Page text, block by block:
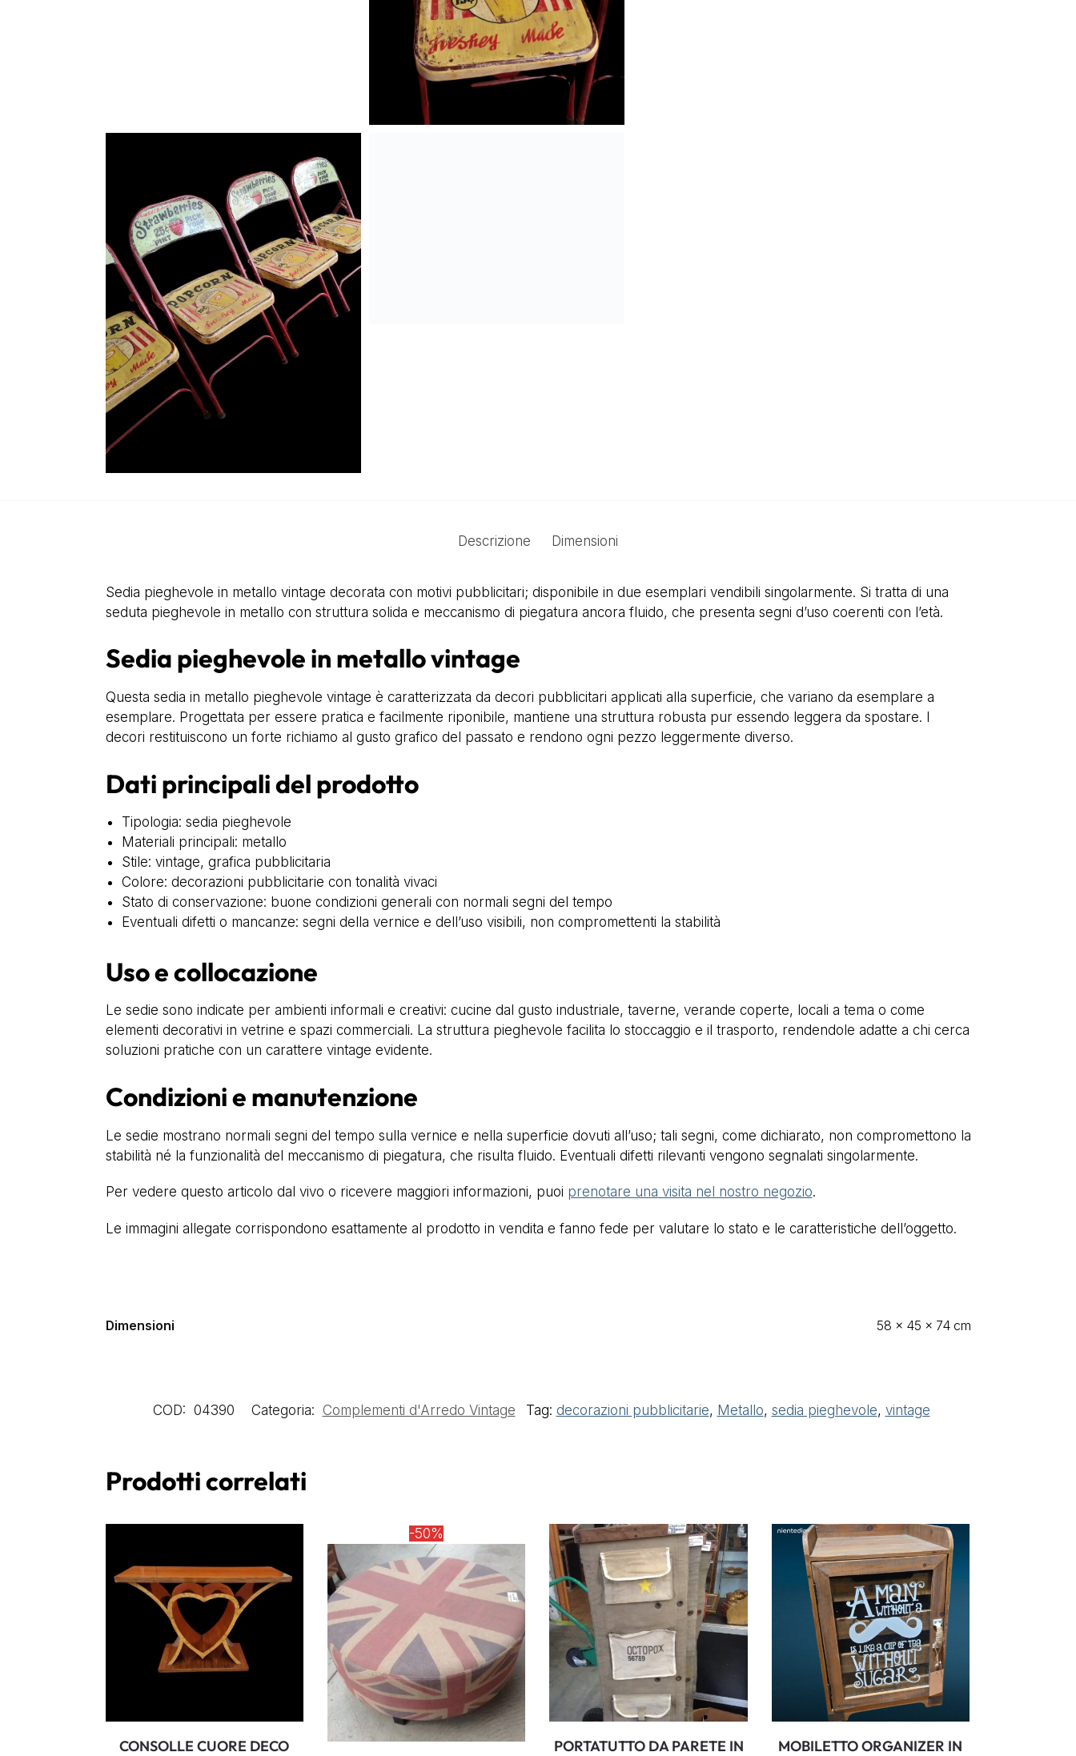
Descrizione Dimensioni
Sedia pieghevole in metallo vintage decorata con motivi pubblicitari; disponibile in due esemplari vendibili singolarmente. Si tratta di una
seduta pieghevole in metallo con struttura solida e meccanismo di piegatura ancora fluido, che presenta segni d’uso coerenti con l’età.
Sedia pieghevole in metallo vintage
Questa sedia in metallo pieghevole vintage è caratterizzata da decori pubblicitari applicati alla superficie, che variano da esemplare a
esemplare. Progettata per essere pratica e facilmente riponibile, mantiene una struttura robusta pur essendo leggera da spostare. I
decori restituiscono un forte richiamo al gusto grafico del passato e rendono ogni pezzo leggermente diverso.
Dati principali del prodotto
Tipologia: sedia pieghevole
Materiali principali: metallo
Stile: vintage, grafica pubblicitaria
Colore: decorazioni pubblicitarie con tonalità vivaci
Stato di conservazione: buone condizioni generali con normali segni del tempo
Eventuali difetti o mancanze: segni della vernice e dell’uso visibili, non compromettenti la stabilità
Uso e collocazione
Le sedie sono indicate per ambienti informali e creativi: cucine dal gusto industriale, taverne, verande coperte, locali a tema o come
elementi decorativi in vetrine e spazi commerciali. La struttura pieghevole facilita lo stoccaggio e il trasporto, rendendole adatte a chi cerca
soluzioni pratiche con un carattere vintage evidente.
Condizioni e manutenzione
Le sedie mostrano normali segni del tempo sulla vernice e nella superficie dovuti all’uso; tali segni, come dichiarato, non compromettono la
stabilità né la funzionalità del meccanismo di piegatura, che risulta fluido. Eventuali difetti rilevanti vengono segnalati singolarmente.
Per vedere questo articolo dal vivo o ricevere maggiori informazioni, puoi prenotare una visita nel nostro negozio.
Le immagini allegate corrispondono esattamente al prodotto in vendita e fanno fede per valutare lo stato e le caratteristiche dell’oggetto.
Dimensioni 58 × 45 × 74 cm
COD: 04390 Categoria: Complementi d'Arredo Vintage Tag: decorazioni pubblicitarie, Metallo, sedia pieghevole, vintage
Prodotti correlati
CONSOLLE CUORE DECO
-50%
PORTATUTTO DA PARETE IN MOBILETTO ORGANIZER IN